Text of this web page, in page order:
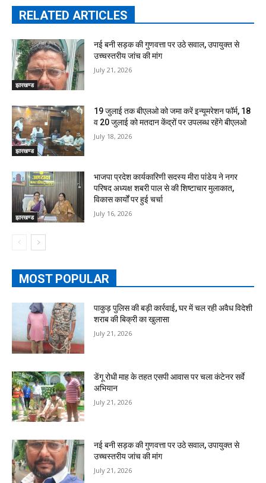
RELATED ARTICLES
झारखण्ड
नई बनी सड़क की गुणवत्ता पर उठे सवाल, उपायुक्त से
उच्चस्तरीय जांच की मांग
July 21, 2026
झारखण्ड
19 जुलाई तक बीएलओ को जमा करें इन्यूमरेशन फॉर्म, 18
व 20 जुलाई को मतदान केंद्रों पर उपलब्ध रहेंगे बीएलओ
July 18, 2026
झारखण्ड
भाजपा प्रदेश कार्यकारिणी सदस्य मीरा पांडेय ने नगर
परिषद अध्यक्ष शबरी पाल से की शिष्टाचार मुलाकात,
विकास कार्यों पर हुई चर्चा
July 16, 2026
MOST POPULAR
पाकुड़ पुलिस की बड़ी कार्रवाई, घर में चल रही अवैध विदेशी
शराब की बिक्री का खुलासा
July 21, 2026
डेंगू रोधी माह के तहत एसपी आवास पर चला कंटेनर सर्वे
अभियान
July 21, 2026
नई बनी सड़क की गुणवत्ता पर उठे सवाल, उपायुक्त से
उच्चस्तरीय जांच की मांग
July 21, 2026